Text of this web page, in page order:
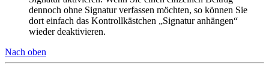
dennoch ohne Signatur verfassen möchten, so können Sie
dort einfach das Kontrollkästchen „Signatur anhängen“
wieder deaktivieren.
Nach oben